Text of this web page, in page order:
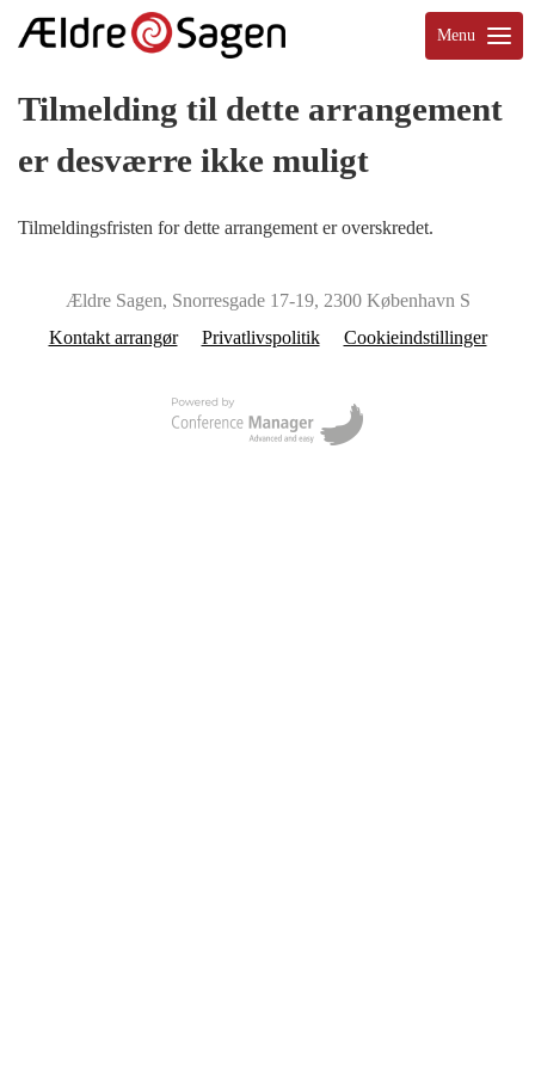
Menu
Tilmelding til dette arrangement
er desværre ikke muligt
Tilmeldingsfristen for dette arrangement er overskredet.
Ældre Sagen, Snorresgade 17-19, 2300 København S
Kontakt arrangør
Privatlivspolitik Cookieindstillinger